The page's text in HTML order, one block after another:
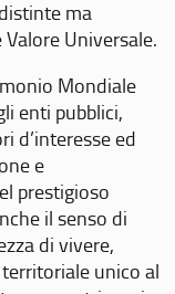
ma
Universale.
Mondiale
enti pubblici,
d’interesse ed
e
prestigioso
il senso di
di vivere,
unico al